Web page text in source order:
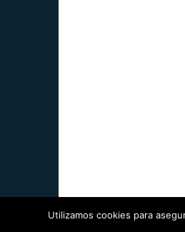
Utilizamos cookies para